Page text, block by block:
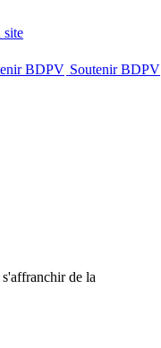
Soutenir BDPV
de la